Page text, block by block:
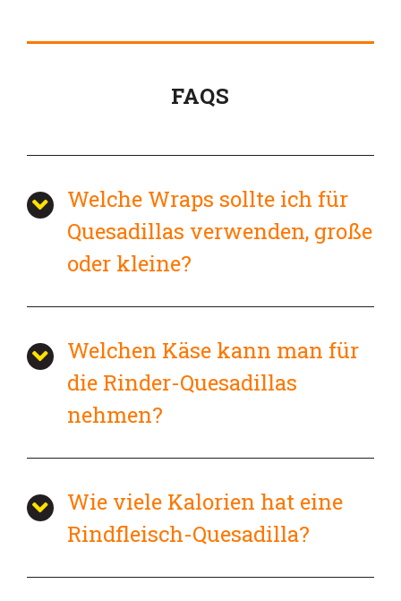
FAQS
Welche Wraps sollte ich für
Quesadillas verwenden, große
oder kleine?
Welchen Käse kann man für
die Rinder-Quesadillas
nehmen?
Wie viele Kalorien hat eine
Rindfleisch-Quesadilla?